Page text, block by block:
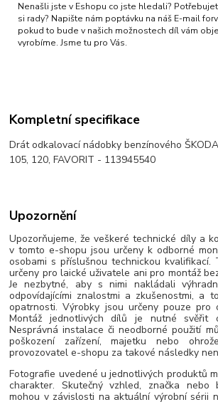
Nenašli jste v Eshopu co jste hledali?
si rady? Napište nám poptávku na náš E-mail
pokud to bude v našich možnostech díl vám
vyrobíme. Jsme tu pro Vás.
Kompletní specifikace
Drát odkalovací nádobky benzínového
105, 120, FAVORIT - 113945540
Upozornění
Upozorňujeme, že veškeré technické díly a
v tomto e-shopu jsou určeny k odborné
osobami s příslušnou technickou kvalifikací.
určeny pro laické uživatele ani pro montáž
Je nezbytné, aby s nimi nakládali
odpovídajícími znalostmi a zkušenostmi, a
opatrnosti. Výrobky jsou určeny pouze
Montáž jednotlivých dílů je nutné svěřit
Nesprávná instalace či neodborné použití
poškození zařízení, majetku nebo
provozovatel e-shopu za takové následky
Fotografie uvedené u jednotlivých produktů
charakter. Skutečný vzhled, značka nebo
mohou v závislosti na aktuální výrobní sérii